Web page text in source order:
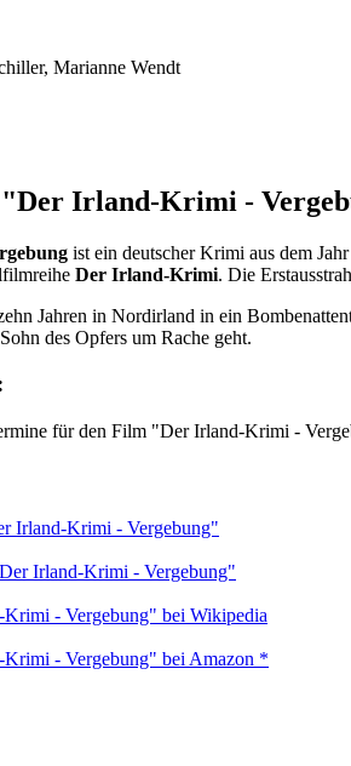
Marianne Wendt
Irland-Krimi -
ist ein deutscher Krimi aus dem
Der Irland-Krimi. Die
Jahren in Nordirland in ein
des Opfers um Rache geht.
für den Film "Der Irland-Krimi -
Irland-Krimi - Vergebung"
Irland-Krimi - Vergebung"
- Vergebung" bei Wikipedia
- Vergebung" bei Amazon *